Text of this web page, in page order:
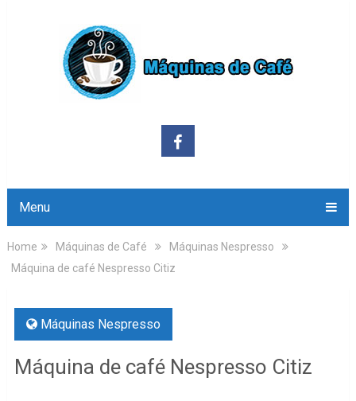
Menu
Home Máquinas de Café
Máquinas Nespresso
Máquina de café Nespresso Citiz
Máquinas Nespresso
Máquina de café Nespresso Citiz